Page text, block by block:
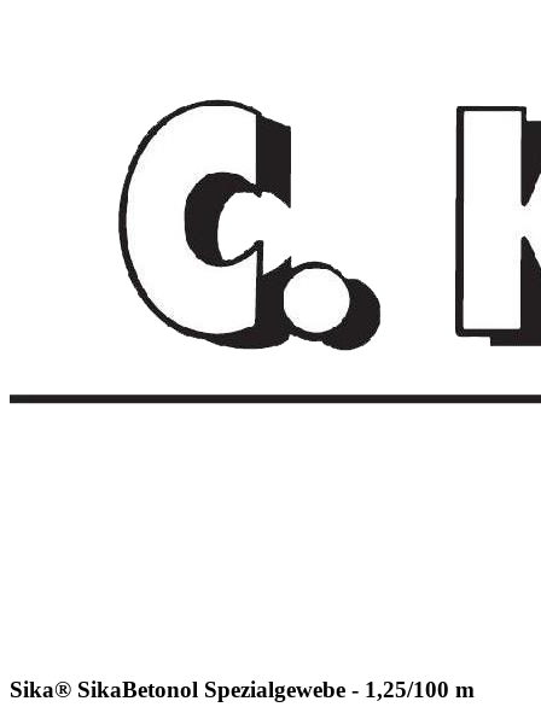
Sika® SikaBetonol Spezialgewebe - 1,25/100 m